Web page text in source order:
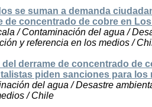
se suman a demanda
de concentrado de cobre en
/ Contaminación del agua /
y referencia en los medios /
del derrame de concentrado de
piden sanciones para los
del agua / Desastre
/ Chile